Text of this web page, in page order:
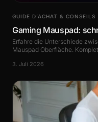
GUIDE D’ACHAT & CONSEILS
Gaming Mauspad:
Erfahre die Unterschiede
Mauspad Oberfläche.
3. Juli 2026